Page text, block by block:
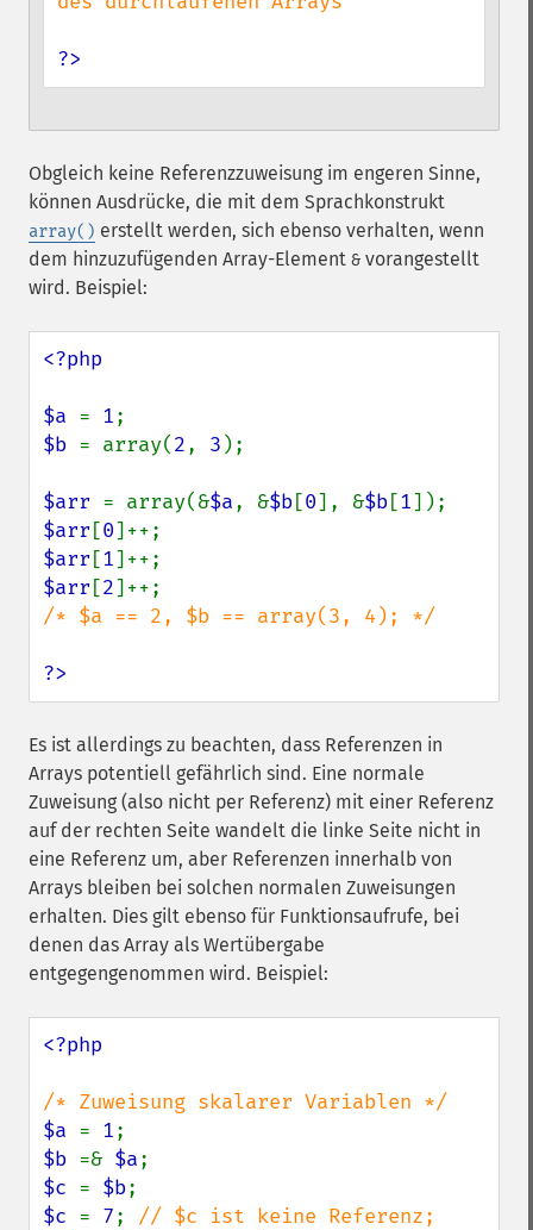
?>
Obgleich keine Referenzzuweisung im engeren Sinne,
können Ausdrücke, die mit dem Sprachkonstrukt
array() erstellt werden, sich ebenso verhalten, wenn
dem hinzuzufügenden Array-Element & vorangestellt
wird. Beispiel:
<?php
$a = 1
$b = array(2, 3 );
$arr = array(&$a, &$b[0], &$b[1
$arr [0
$arr [1
$arr [2
/* $a == 2, $b == array(3, 4); */
?>
Es ist allerdings zu beachten, dass Referenzen in
Arrays potentiell gefährlich sind. Eine normale
Zuweisung (also nicht per Referenz) mit einer Referenz
auf der rechten Seite wandelt die linke Seite nicht in
eine Referenz um, aber Referenzen innerhalb von
Arrays bleiben bei solchen normalen Zuweisungen
erhalten. Dies gilt ebenso für Funktionsaufrufe, bei
denen das Array als Wertübergabe
entgegengenommen wird. Beispiel:
<?php
$a = 1
$b =& $a
$c = $b
$c = 7; // $c ist keine Referenz;